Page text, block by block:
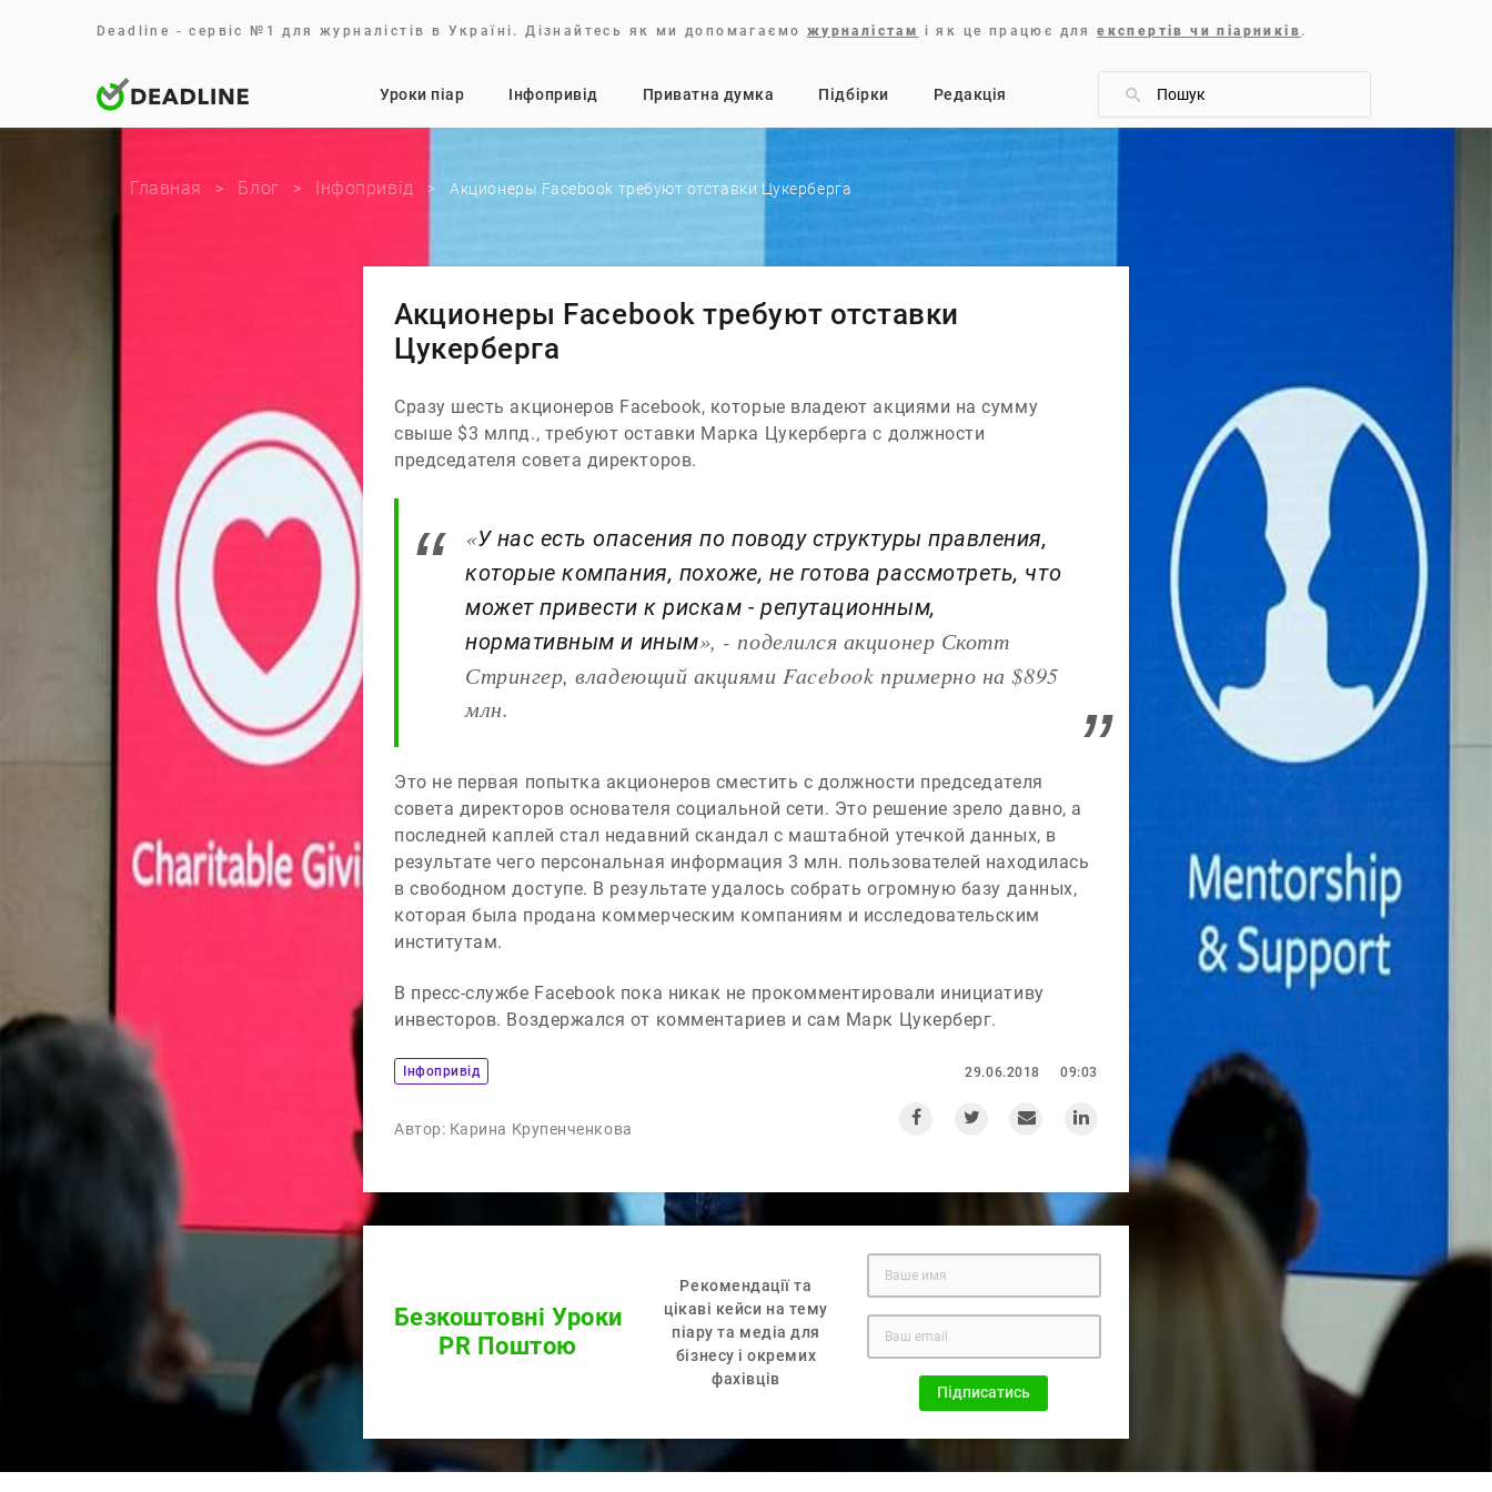
Deadline - сервіс №1 для журналістів в Україні. Дізнайтесь як ми допомагаємо журналістам і як це працює дляекспертів чи піарників .
Уроки піар Iнфопривід Приватна думка Підбірки Редакцiя
Главная > Блог > Iнфопривід > Акционеры Facebook требуют отставки Цукерберга
Акционеры Facebook требуют отставки
Цукерберга
Сразу шесть акционеров Facebook, которые владеют акциями на сумму
свыше $3 млпд., требуют оставки Марка Цукерберга с должности
председателя совета директоров.
«У нас есть опасения по поводу структуры правления,
которые компания, похоже, не готова рассмотреть, что
может привести к рискам - репутационным,
нормативным и иным», - поделился акционер Скотт
Стрингер, владеющий акциями Facebook примерно на $895
млн.
Это не первая попытка акционеров сместить с должности председателя
совета директоров основателя социальной сети. Это решение зрело давно, а
последней каплей стал недавний скандал с маштабной утечкой данных, в
результате чего персональная информация 3 млн. пользователей находилась
в свободном доступе. В результате удалось собрать огромную базу данных,
которая была продана коммерческим компаниям и исследовательским
институтам.
В пресс-службе Facebook пока никак не прокомментировали инициативу
инвесторов. Воздержался от комментариев и сам Марк Цукерберг.
Iнфопривід 29.06.2018 09:03
Автор: Карина Крупенченкова
Безкоштовнi Уроки
PR Поштою
Рекомендації та
цікаві кейси на тему
піару та медiа для
бізнесу і окремих
фахiвцiв